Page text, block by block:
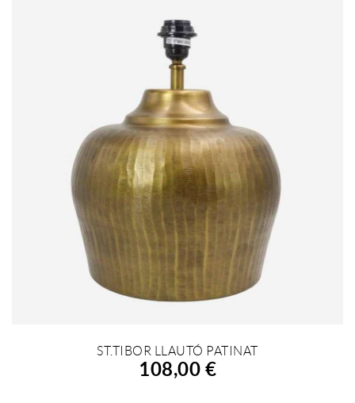
AFEGIR A LA COMPRA
ST.TIBOR LLAUTÓ PATINAT
108,00 €